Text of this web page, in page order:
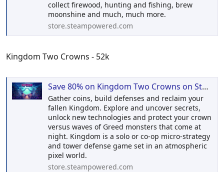
collect firewood, hunting and fishing, brew
moonshine and much, much more.
store.steampowered.com
Kingdom Two Crowns - 52k
Save 80% on Kingdom Two Crowns on Steam
Gather coins, build defenses and reclaim your
fallen Kingdom. Explore and uncover secrets,
unlock new technologies and protect your crown
versus waves of Greed monsters that come at
night. Kingdom is a solo or co-op micro-strategy
and tower defense game set in an atmospheric
pixel world.
store.steampowered.com